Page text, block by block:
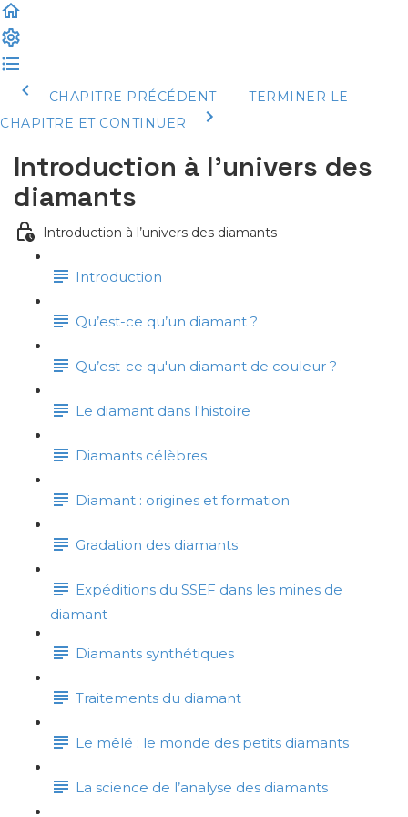
CHAPITRE PRÉCÉDENT
TERMINER LE
CHAPITRE ET CONTINUER
Introduction à l’univers des
diamants
Introduction à l’univers des diamants
Introduction
Qu’est-ce qu’un diamant ?
Qu’est-ce qu'un diamant de couleur ?
Le diamant dans l'histoire
Diamants célèbres
Diamant : origines et formation
Gradation des diamants
Expéditions du SSEF dans les mines de
diamant
Diamants synthétiques
Traitements du diamant
Le mêlé : le monde des petits diamants
La science de l’analyse des diamants